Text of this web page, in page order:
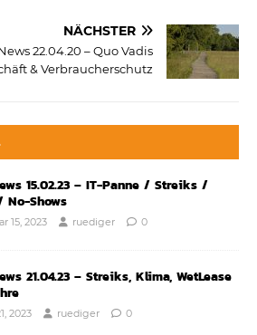
NÄCHSTER
22.04.20 – Quo Vadis
& Verbraucherschutz
15.02.23 – IT-Panne / Streiks /
Shows
15, 2023 ruediger 0
21.04.23 – Streiks, Klima, WetLease
2023 ruediger 0